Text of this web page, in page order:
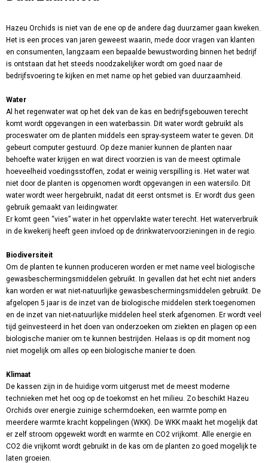
Hazeu Orchids is niet van de ene op de andere dag duurzamer gaan kweken.
Het is een proces van jaren geweest waarin, mede door vragen van klanten
en consumenten, langzaam een bepaalde bewustwording binnen het bedrijf
is ontstaan dat het steeds noodzakelijker wordt om goed naar de
bedrijfsvoering te kijken en met name op het gebied van duurzaamheid.
Water
Al het regenwater wat op het dek van de kas en bedrijfsgebouwen terecht
komt wordt opgevangen in een waterbassin. Dit water wordt gebruikt als
proceswater om de planten middels een spray-systeem water te geven. Dit
gebeurt computer gestuurd. Op deze manier kunnen de planten naar
behoefte water krijgen en wat direct voorzien is van de meest optimale
hoeveelheid voedingsstoffen, zodat er weinig verspilling is. Het water wat
niet door de planten is opgenomen wordt opgevangen in een watersilo. Dit
water wordt weer hergebruikt, nadat dit eerst ontsmet is. Er wordt dus geen
gebruik gemaakt van leidingwater.
Er komt geen “vies” water in het oppervlakte water terecht. Het waterverbruik
in de kwekerij heeft geen invloed op de drinkwatervoorzieningen in de regio.
Biodiversiteit
Om de planten te kunnen produceren worden er met name veel biologische
gewasbeschermingsmiddelen gebruikt. In gevallen dat het echt niet anders
kan worden er wat niet-natuurlijke gewasbeschermingsmiddelen gebruikt. De
afgelopen 5 jaar is de inzet van de biologische middelen sterk toegenomen
en de inzet van niet-natuurlijke middelen heel sterk afgenomen. Er wordt veel
tijd geïnvesteerd in het doen van onderzoeken om ziekten en plagen op een
biologische manier om te kunnen bestrijden. Helaas is op dit moment nog
niet mogelijk om alles op een biologische manier te doen.
Klimaat
De kassen zijn in de huidige vorm uitgerust met de meest moderne
technieken met het oog op de toekomst en het milieu. Zo beschikt Hazeu
Orchids over energie zuinige schermdoeken, een warmte pomp en
meerdere warmte kracht koppelingen (WKK). De WKK maakt het mogelijk dat
er zelf stroom opgewekt wordt en warmte en CO2 vrijkomt. Alle energie en
CO2 die vrijkomt wordt gebruikt in de kas om de planten zo goed mogelijk te
laten groeien.